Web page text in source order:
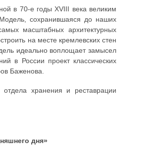
в 70-е годы XVIII века великим
сохранившаяся до наших
масштабных архитектурных
на месте кремлевских стен
идеально воплощает замысел
в России проект классических
Баженова.
хранения и реставрации
дня»